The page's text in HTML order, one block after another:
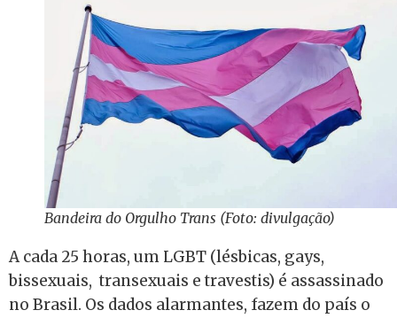
Bandeira do Orgulho Trans (Foto: divulgação)
A cada 25 horas, um LGBT (lésbicas, gays,
bissexuais, transexuais e travestis) é assassinado
no Brasil. Os dados alarmantes, fazem do país o